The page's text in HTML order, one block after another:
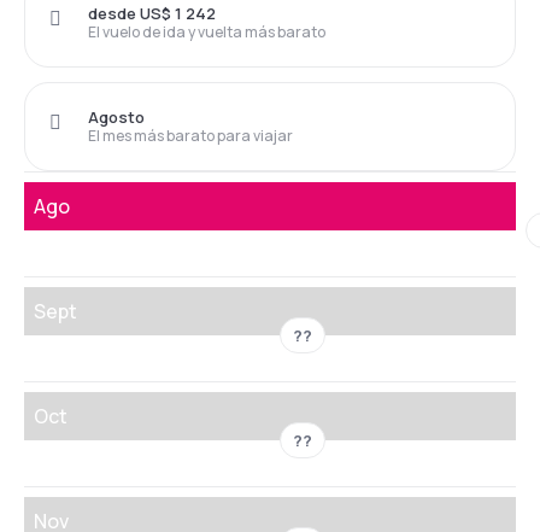
El vuelo de ida y vuelta más barato
desde US$ 1 242
El mes más barato para viajar
Agosto
Ago
Sept
??
Oct
??
Nov